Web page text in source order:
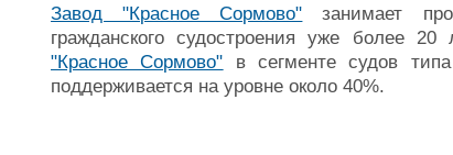
Завод "Красное Сормово" занимает
гражданского судостроения уже более
"Красное Сормово" в сегменте судов
поддерживается на уровне около 40%.